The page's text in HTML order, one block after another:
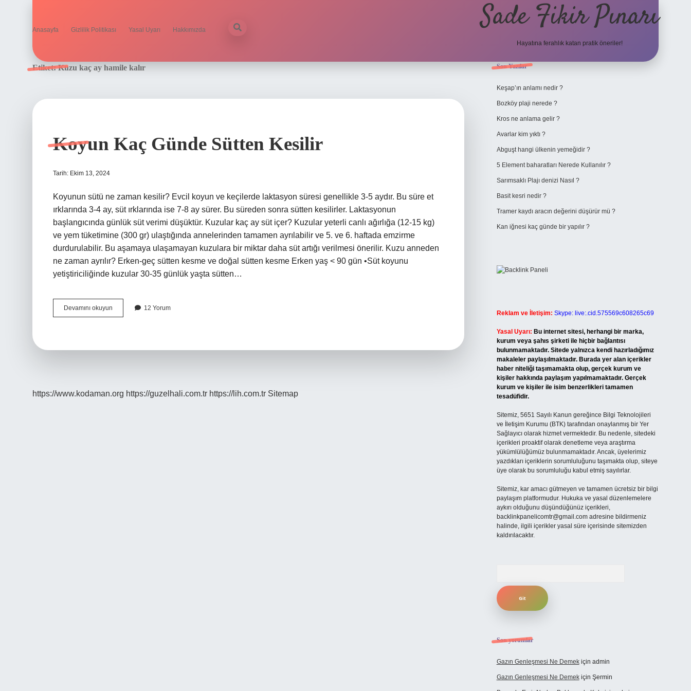
Anasayfa Gizlilik Politikası Yasal Uyarı Hakkımızda Sade Fikir Pınarı
Hayatına ferahlık katan pratik öneriler!
Etiket:Kuzu kaç ay hamile kalır
Koyun Kaç Günde Sütten Kesilir
Tarih: Ekim 13, 2024
Koyunun sütü ne zaman kesilir? Evcil koyun ve keçilerde laktasyon süresi genellikle 3-5 aydır. Bu süre et
ırklarında 3-4 ay, süt ırklarında ise 7-8 ay sürer. Bu süreden sonra sütten kesilirler. Laktasyonun
başlangıcında günlük süt verimi düşüktür. Kuzular kaç ay süt içer? Kuzular yeterli canlı ağırlığa (12-15 kg)
ve yem tüketimine (300 gr) ulaştığında annelerinden tamamen ayrılabilir ve 5. ve 6. haftada emzirme
durdurulabilir. Bu aşamaya ulaşamayan kuzulara bir miktar daha süt artığı verilmesi önerilir. Kuzu anneden
ne zaman ayrılır? Erken-geç sütten kesme ve doğal sütten kesme Erken yaş < 90 gün •Süt koyunu
yetiştiriciliğinde kuzular 30-35 günlük yaşta sütten…
Devamını okuyun
Kaç
12 Yorum
https://www.kodaman.org https://guzelhali.com.tr https://lih.com.tr Sitemap
Sidebar
Son Yazılar
Keşap’ın anlamı nedir ?
Bozköy plaji nerede ?
Kros ne anlama gelir ?
Avarlar kim yıktı ?
Abguşt hangi ülkenin yemeğidir ?
5 Element baharatları Nerede Kullanılır ?
Sarımsaklı Plajı denizi Nasıl ?
Basit kesri nedir ?
Tramer kaydı aracın değerini düşürür mü ?
Kan iğnesi kaç günde bir yapılır ?
Reklam ve İletişim: Skype: live:.cid.575569c608265c69
Yasal Uyarı: Bu internet sitesi, herhangi bir marka,
kurum veya şahıs şirketi ile hiçbir bağlantısı
bulunmamaktadır. Sitede yalnızca kendi hazırladığımız
makaleler paylaşılmaktadır. Burada yer alan içerikler
haber niteliği taşımamakta olup, gerçek kurum ve
kişiler hakkında paylaşım yapılmamaktadır. Gerçek
kurum ve kişiler ile isim benzerlikleri tamamen
tesadüfidir.
Sitemiz, 5651 Sayılı Kanun gereğince Bilgi Teknolojileri
ve İletişim Kurumu (BTK) tarafından onaylanmış bir Yer
Sağlayıcı olarak hizmet vermektedir. Bu nedenle, sitedeki
içerikleri proaktif olarak denetleme veya araştırma
yükümlülüğümüz bulunmamaktadır. Ancak, üyelerimiz
yazdıkları içeriklerin sorumluluğunu taşımakta olup, siteye
üye olarak bu sorumluluğu kabul etmiş sayılırlar.
Sitemiz, kar amacı gütmeyen ve tamamen ücretsiz bir bilgi
paylaşım platformudur. Hukuka ve yasal düzenlemelere
aykırı olduğunu düşündüğünüz içerikleri,
backlinkpanelicomtr@gmail.comadresine bildirmeniz
halinde, ilgili içerikler yasal süre içerisinde sitemizden
kaldırılacaktır.
Son yorumlar
Gazın Genleşmesi Ne Demekiçin admin
Gazın Genleşmesi Ne Demekiçin Şermin